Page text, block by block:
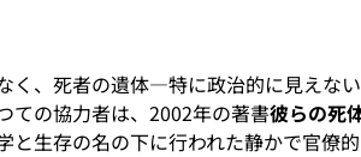
く、死者の遺体—特に政治的に見えな
ての協力者は、2002年の著書彼らの死
生存の名の下に行われた静かで官僚的